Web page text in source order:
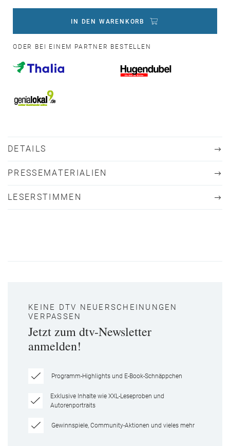
IN DEN WARENKORB
ODER BEI EINEM PARTNER BESTELLEN
DETAILS
PRESSEMATERIALIEN
LESERSTIMMEN
KEINE DTV NEUERSCHEINUNGEN
VERPASSEN
Jetzt zum dtv-Newsletter
anmelden!
Programm-Highlights und E-Book-Schnäppchen
Exklusive Inhalte wie XXL-Leseproben und
Autorenportraits
Gewinnspiele, Community-Aktionen und vieles mehr